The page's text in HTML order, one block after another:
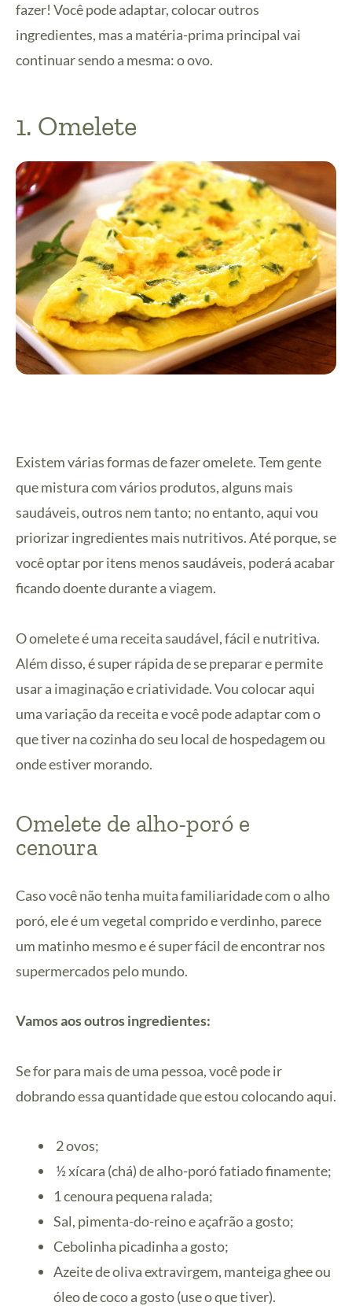
fazer! Você pode adaptar, colocar outros
ingredientes, mas a matéria-prima principal vai
continuar sendo a mesma: o ovo.
1. Omelete
Existem várias formas de fazer omelete. Tem gente
que mistura com vários produtos, alguns mais
saudáveis, outros nem tanto; no entanto, aqui vou
priorizar ingredientes mais nutritivos. Até porque, se
você optar por itens menos saudáveis, poderá acabar
ficando doente durante a viagem.
O omelete é uma receita saudável, fácil e nutritiva.
Além disso, é super rápida de se preparar e permite
usar a imaginação e criatividade. Vou colocar aqui
uma variação da receita e você pode adaptar com o
que tiver na cozinha do seu local de hospedagem ou
onde estiver morando.
Omelete de alho-poró e
cenoura
Caso você não tenha muita familiaridade com o alho
poró, ele é um vegetal comprido e verdinho, parece
um matinho mesmo e é super fácil de encontrar nos
supermercados pelo mundo.
Vamos aos outros ingredientes:
Se for para mais de uma pessoa, você pode ir
dobrando essa quantidade que estou colocando aqui.
2 ovos;
½ xícara (chá) de alho-poró fatiado finamente;
1 cenoura pequena ralada;
Sal, pimenta-do-reino e açafrão a gosto;
Cebolinha picadinha a gosto;
Azeite de oliva extravirgem, manteiga ghee ou
óleo de coco a gosto (use o que tiver).